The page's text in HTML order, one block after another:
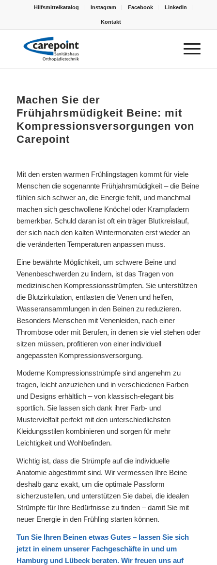
Hilfsmittelkatalog Instagram Facebook LinkedIn
Kontakt
Machen Sie der
Frühjahrsmüdigkeit Beine: mit
Kompressionsversorgungen von
Carepoint
Mit den ersten warmen Frühlingstagen kommt für viele
Menschen die sogenannte Frühjahrsmüdigkeit – die Beine
fühlen sich schwer an, die Energie fehlt, und manchmal
machen sich geschwollene Knöchel oder Krampfadern
bemerkbar. Schuld daran ist oft ein träger Blutkreislauf,
der sich nach den kalten Wintermonaten erst wieder an
die veränderten Temperaturen anpassen muss.
Eine bewährte Möglichkeit, um schwere Beine und
Venenbeschwerden zu lindern, ist das Tragen von
medizinischen Kompressionsstrümpfen. Sie unterstützen
die Blutzirkulation, entlasten die Venen und helfen,
Wasseransammlungen in den Beinen zu reduzieren.
Besonders Menschen mit Venenleiden, nach einer
Thrombose oder mit Berufen, in denen sie viel stehen oder
sitzen müssen, profitieren von einer individuell
angepassten Kompressionsversorgung.
Moderne Kompressionsstrümpfe sind angenehm zu
tragen, leicht anzuziehen und in verschiedenen Farben
und Designs erhältlich – von klassisch-elegant bis
sportlich. Sie lassen sich dank ihrer Farb- und
Mustervielfalt perfekt mit den unterschiedlichsten
Kleidungsstilen kombinieren und sorgen für mehr
Leichtigkeit und Wohlbefinden.
Wichtig ist, dass die Strümpfe auf die individuelle
Anatomie abgestimmt sind. Wir vermessen Ihre Beine
deshalb ganz exakt, um die optimale Passform
sicherzustellen, und unterstützen Sie dabei, die idealen
Strümpfe für Ihre Bedürfnisse zu finden – damit Sie mit
neuer Energie in den Frühling starten können.
Tun Sie Ihren Beinen etwas Gutes – lassen Sie sich
jetzt in einem unsererFachgeschäftein und um
Hamburg und Lübeck beraten. Wir freuen uns auf